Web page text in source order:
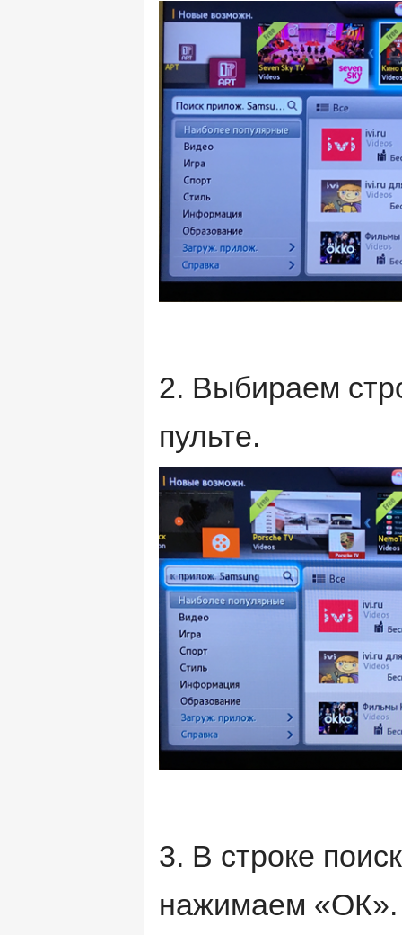
2. Выбираем
пульте.
3. В строке
нажимаем «ОК».